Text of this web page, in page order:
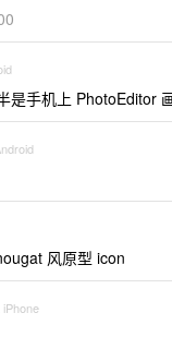
是手机上 PhotoEditor
风原型 icon